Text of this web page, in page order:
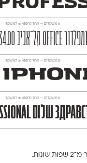
‫6 משקלים — החל מ־ 450
₪למשקל
‫8 משקלים — החל מ־ 450
₪למשקל
‫6 משקלים — החל מ־450
₪למשקל
פונטים מולטי־לשוניים כוללים תמיכה ביותר מ־2 שפות שונות.